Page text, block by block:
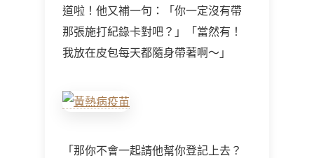
道啦！他又補一句：「你一定沒有帶
那張施打紀錄卡對吧？」「當然有！
我放在皮包每天都隨身帶著啊～」
「那你不會一起請他幫你登記上去？